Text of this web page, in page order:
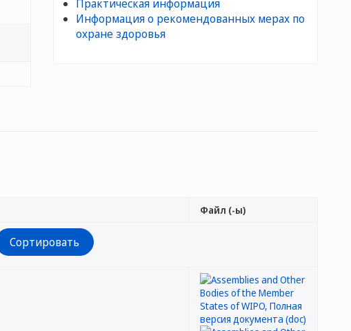
Практическая информация
Информация о рекомендованных мерах по
охране здоровья
Файл (-ы)